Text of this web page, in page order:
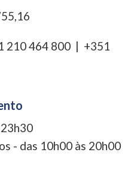
210 464 800 | +351
- das 10h00 às 20h00